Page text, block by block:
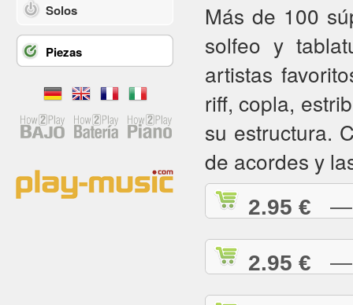
Solos
Piezas
Más de 100
solfeo y
artistas
riff, copla,
su estructura.
de acordes y
2.95 € —
2.95 € —